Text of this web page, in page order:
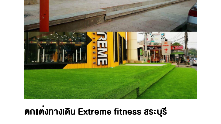
ตกแต่งทางเดิน Extreme fitness สระบุรี